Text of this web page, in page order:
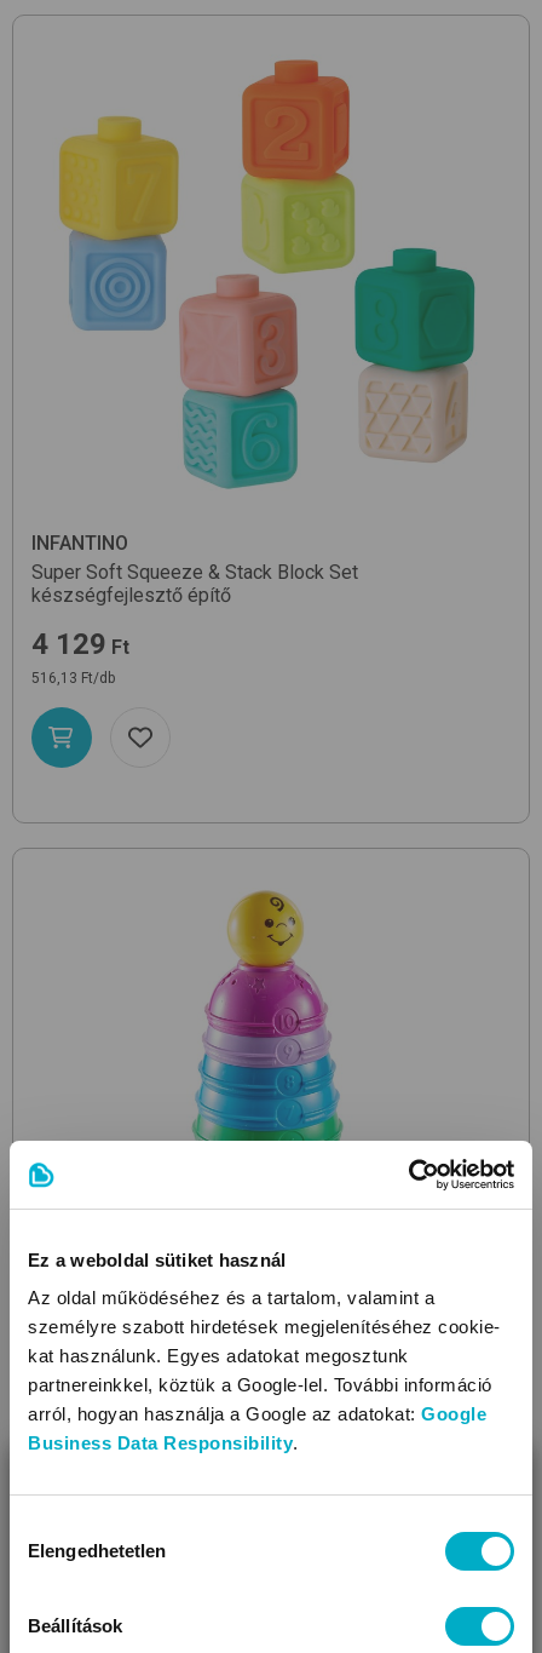
Ez a weboldal sütiket használ
Az oldal működéséhez és a tartalom, valamint a
személyre szabott hirdetések megjelenítéséhez cookie-
kat használunk. Egyes adatokat megosztunk
partnereinkkel, köztük a Google-lel. További információ
arról, hogyan használja a Google az adatokat: Google
Business Data Responsibility.
kiválasztása
Elengedhetetlen
Beállítások
INFANTINO
Super Soft Squeeze & Stack Block Set
készségfejlesztő építő
4 129 Ft
516,13 Ft/db
FISHER-PRICE
Stack & Roll Cups W4472 toronyépítő készségfejlesztő
játék
Úgy látjuk, most jársz nálunk először!